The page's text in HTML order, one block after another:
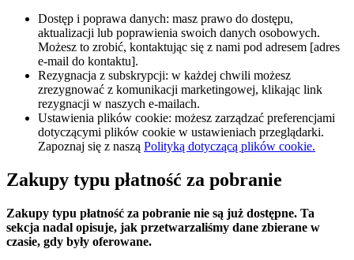
Dostęp i poprawa danych: masz prawo do dostępu,
aktualizacji lub poprawienia swoich danych osobowych.
Możesz to zrobić, kontaktując się z nami pod adresem [adres
e-mail do kontaktu].
Rezygnacja z subskrypcji: w każdej chwili możesz
zrezygnować z komunikacji marketingowej, klikając link
rezygnacji w naszych e-mailach.
Ustawienia plików cookie: możesz zarządzać preferencjami
dotyczącymi plików cookie w ustawieniach przeglądarki.
Zapoznaj się z naszą Polityką dotyczącą plików cookie.
Zakupy typu płatność za pobranie
Zakupy typu płatność za pobranie nie są już dostępne. Ta
sekcja nadal opisuje, jak przetwarzaliśmy dane zbierane w
czasie, gdy były oferowane.